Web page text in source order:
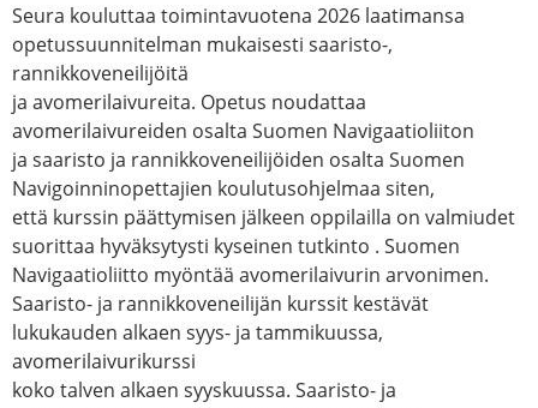
Seura kouluttaa toimintavuotena 2026 laatimansa
opetussuunnitelman mukaisesti saaristo-,
rannikkoveneilijöitä
ja avomerilaivureita. Opetus noudattaa
avomerilaivureiden osalta Suomen Navigaatioliiton
ja saaristo ja rannikkoveneilijöiden osalta Suomen
Navigoinninopettajien koulutusohjelmaa siten,
että kurssin päättymisen jälkeen oppilailla on valmiudet
suorittaa hyväksytysti kyseinen tutkinto . Suomen
Navigaatioliitto myöntää avomerilaivurin arvonimen.
Saaristo- ja rannikkoveneilijän kurssit kestävät
lukukauden alkaen syys- ja tammikuussa,
avomerilaivurikurssi
koko talven alkaen syyskuussa. Saaristo- ja